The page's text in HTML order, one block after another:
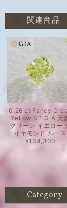
関連商品
0.26 ct Fancy
Yellow SI1 GIA 天
グリーン イエロー
イヤモンド ルース
¥134,300
Category